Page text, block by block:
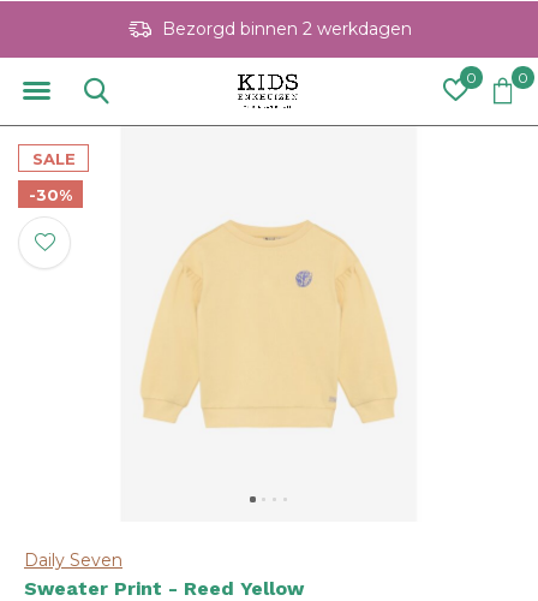
0 0
Bezorgd binnen 2 werkdagen
SALE
-30%
Daily Seven
Sweater Print - Reed Yellow